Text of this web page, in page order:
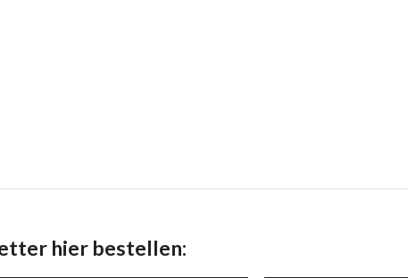
hier bestellen: